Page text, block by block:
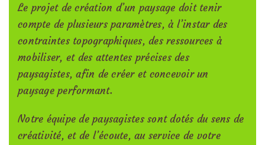
Le projet de création d’un paysage doit tenir
compte de plusieurs paramètres, à l’instar des
contraintes topographiques, des ressources à
mobiliser, et des attentes précises des
paysagistes, afin de créer et concevoir un
paysage performant.
Notre équipe de paysagistes sont dotés du sens de
créativité, et de l’écoute, au service de votre